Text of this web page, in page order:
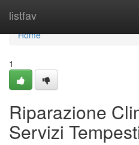
listfav
Home
Home
1
Riparazione
Servizi